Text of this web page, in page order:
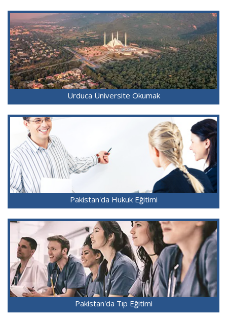
Urduca Üniversite Okumak
Pakistan'da Hukuk Eğitimi
Pakistan'da Tıp Eğitimi